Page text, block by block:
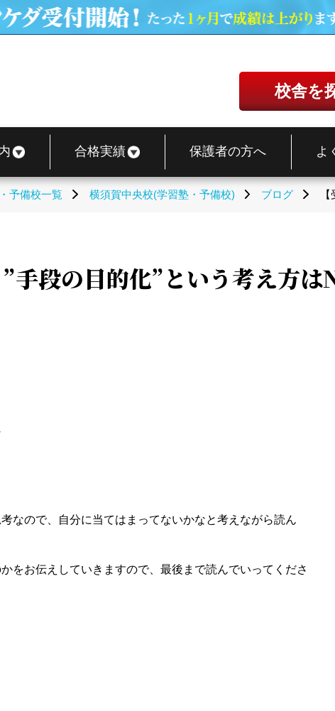
校舎を
合格実績 保護者の方へ よ
予備校一覧 横須賀中央校(学習塾・予備校) ブログ
”手段の目的化”という考え方は
なので、自分に当てはまってないかなと考えながら読ん
をお伝えしていきますので、最後まで読んでいってくださ